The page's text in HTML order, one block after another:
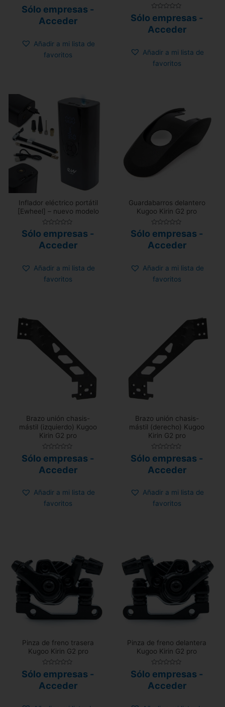
con
0
de
Sólo empresas -
Acceder
Añadir a mi lista de
favoritos
con
0
de
Sólo empresas -
Acceder
Añadir a mi lista de
favoritos
Inflador eléctrico portátil
[Ewheel] – nuevo modelo
con
0
de
Sólo empresas -
Acceder
Añadir a mi lista de
favoritos
Guardabarros delantero
Kugoo Kirin G2 pro
con
0
de
Sólo empresas -
Acceder
Añadir a mi lista de
favoritos
Brazo unión chasis-
mástil (izquierdo) Kugoo
Kirin G2 pro
con
0
de
Sólo empresas -
Acceder
Añadir a mi lista de
favoritos
Brazo unión chasis-
mástil (derecho) Kugoo
Kirin G2 pro
con
0
de
Sólo empresas -
Acceder
Añadir a mi lista de
favoritos
Pinza de freno trasera
Kugoo Kirin G2 pro
con
0
de
Sólo empresas -
Acceder
Pinza de freno delantera
Kugoo Kirin G2 pro
con
0
de
Sólo empresas -
Acceder